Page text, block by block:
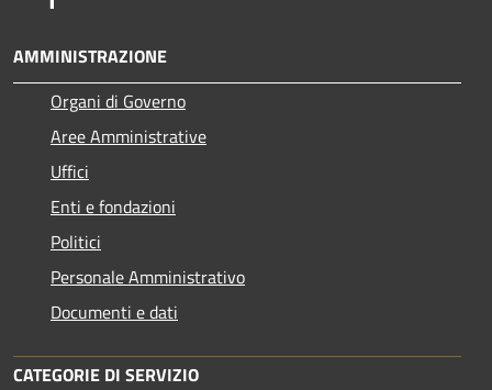
AMMINISTRAZIONE
Organi di Governo
Aree Amministrative
Uffici
Enti e fondazioni
Politici
Personale Amministrativo
Documenti e dati
CATEGORIE DI SERVIZIO